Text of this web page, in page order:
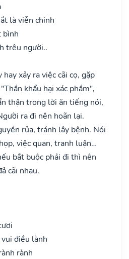
là viễn chinh
bình
trêu người..
xảy ra việc cãi cọ, gặp
khẩu hại xác phầm",
thận trong lời ăn tiếng nói,
ra đi nên hoãn lại.
rủa, tránh lây bệnh. Nói
việc quan, tranh luận…
bắt buộc phải đi thì nên
cãi nhau.
điều lành
rành